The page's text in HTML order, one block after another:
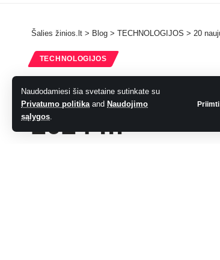
Naudodamiesi šia svetaine sutinkate su
Privatumo politikaand Naudojimo
sąlygos.
Priimti
Šalies žinios.lt > Blog > TECHNOLOGIJOS > 20
TECHNOLOGIJOS
20 naujų
2024 m